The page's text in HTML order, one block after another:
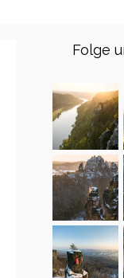
Folge